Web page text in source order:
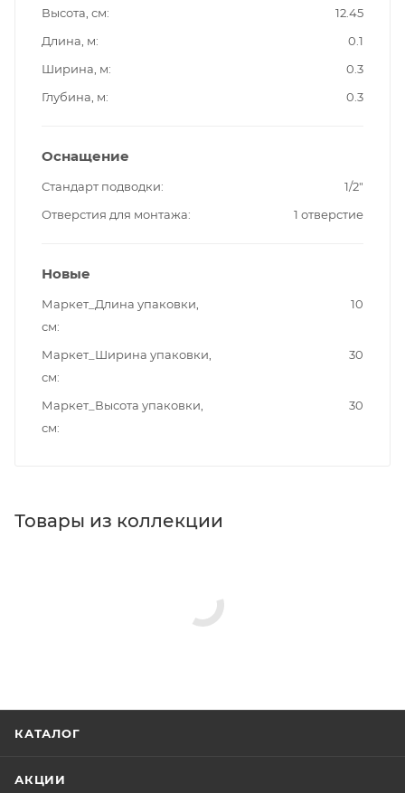
Высота, см
12.45
Длина, м
0.1
Ширина, м
0.3
Глубина, м
0.3
Оснащение
Стандарт подводки
1/2"
Отверстия для монтажа
1 отверстие
Новые
Маркет_Длина упаковки,
см
10
Маркет_Ширина упаковки,
см
30
Маркет_Высота упаковки,
см
30
Товары из коллекции
КАТАЛОГ
АКЦИИ